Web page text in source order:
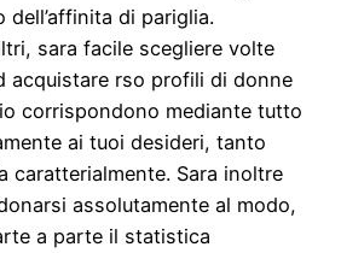
dell’affinita di pariglia.
sara facile scegliere volte
acquistare rso profili di donne
corrispondono mediante tutto
ai tuoi desideri, tanto
caratterialmente. Sara inoltre
assolutamente al modo,
a parte il statistica